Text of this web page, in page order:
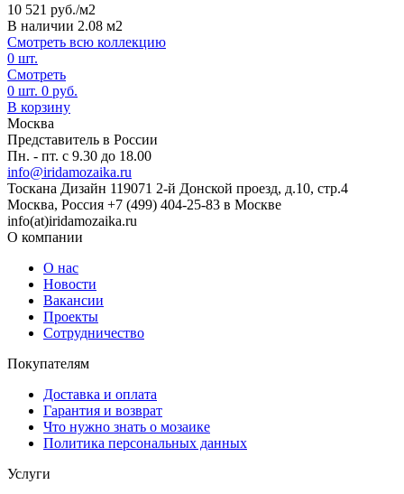
10 521 руб./м2
В наличии 2.08 м2
Смотреть всю коллекцию
0 шт.
Смотреть
0 шт. 0 руб.
В корзину
Москва
Представитель в России
Пн. - пт. с 9.30 до 18.00
info@iridamozaika.ru
Тоскана Дизайн 119071 2-й Донской проезд, д.10, стр.4
Москва, Россия +7 (499) 404-25-83 в Москве
info(at)iridamozaika.ru
О компании
О нас
Новости
Вакансии
Проекты
Сотрудничество
Покупателям
Доставка и оплата
Гарантия и возврат
Что нужно знать о мозаике
Политика персональных данных
Услуги